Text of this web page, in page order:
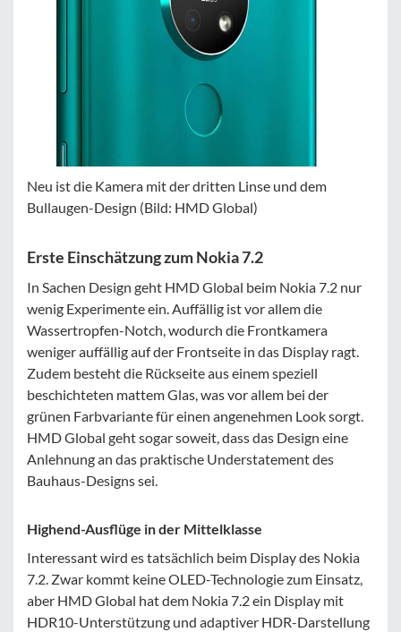
Neu ist die Kamera mit der dritten Linse und dem
Bullaugen-Design (Bild: HMD Global)
Erste Einschätzung zum Nokia 7.2
In Sachen Design geht HMD Global beim Nokia 7.2 nur
wenig Experimente ein. Auffällig ist vor allem die
Wassertropfen-Notch, wodurch die Frontkamera
weniger auffällig auf der Frontseite in das Display ragt.
Zudem besteht die Rückseite aus einem speziell
beschichteten mattem Glas, was vor allem bei der
grünen Farbvariante für einen angenehmen Look sorgt.
HMD Global geht sogar soweit, dass das Design eine
Anlehnung an das praktische Understatement des
Bauhaus-Designs sei.
Highend-Ausflüge in der Mittelklasse
Interessant wird es tatsächlich beim Display des Nokia
7.2. Zwar kommt keine OLED-Technologie zum Einsatz,
aber HMD Global hat dem Nokia 7.2 ein Display mit
HDR10-Unterstützung und adaptiver HDR-Darstellung